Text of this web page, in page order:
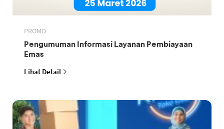
PROMO
Pengumuman Informasi Layanan Pembiayaan
Emas
Lihat Detail